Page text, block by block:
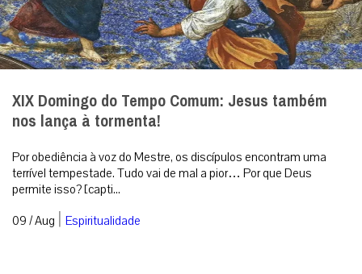
XIX Domingo do Tempo Comum: Jesus também
nos lança à tormenta!
Por obediência à voz do Mestre, os discípulos encontram uma
terrível tempestade. Tudo vai de mal a pior… Por que Deus
permite isso? [capti...
09 / Aug | Espiritualidade